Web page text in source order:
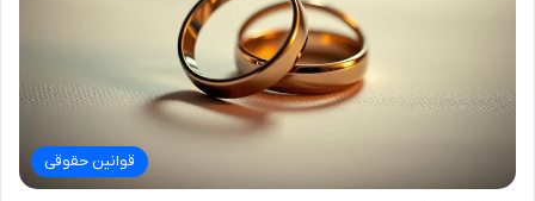
قوانین حقوقی